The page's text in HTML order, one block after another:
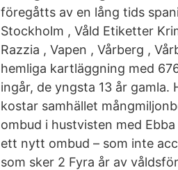
föregåtts av en lång tids
Stockholm , Våld Etiketter
Razzia , Vapen , Vårberg ,
hemliga kartläggning med
ingår, de yngsta 13 år
kostar samhället
ombud i hustvisten med
ett nytt ombud – som inte
som sker 2 Fyra år av